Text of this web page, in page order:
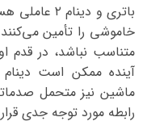
باتری و
خاموشی را تأمین
متناسب نباشد، در قدم
آینده ممکن است
رابطه مورد توجه جدی